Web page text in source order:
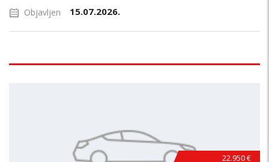
Objavljen 15.07.2026.
22.950 €